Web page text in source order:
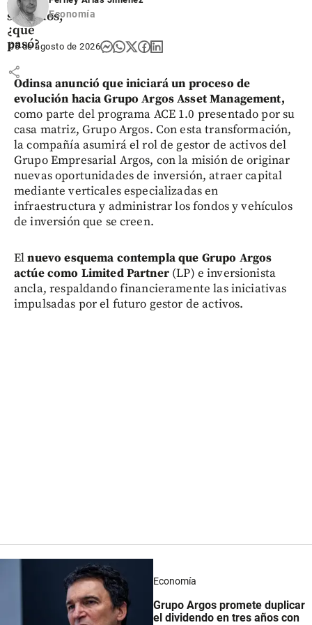
servicios,
¿qué
pasó?
share
Economía
05 de agosto de 2026
Odinsa anunció que iniciará un proceso de
evolución hacia Grupo Argos Asset Management,
como parte del programa ACE 1.0 presentado por su
casa matriz, Grupo Argos. Con esta transformación,
la compañía asumirá el rol de gestor de activos del
Grupo Empresarial Argos, con la misión de originar
nuevas oportunidades de inversión, atraer capital
mediante verticales especializadas en
infraestructura y administrar los fondos y vehículos
de inversión que se creen.
Elnuevo esquema contempla que Grupo Argos
actúe como Limited Partner (LP) e inversionista
ancla, respaldando financieramente las iniciativas
impulsadas por el futuro gestor de activos.
Economía
Grupo Argos promete duplicar
el dividendo en tres años con